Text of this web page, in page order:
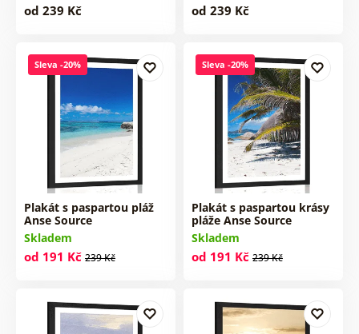
od 239 Kč od 239 Kč
Sleva -20%
Plakát s paspartou pláž
Anse Source
Skladem
od 191 Kč 239 Kč
Sleva -20%
Plakát s paspartou krásy
pláže Anse Source
Skladem
od 191 Kč 239 Kč